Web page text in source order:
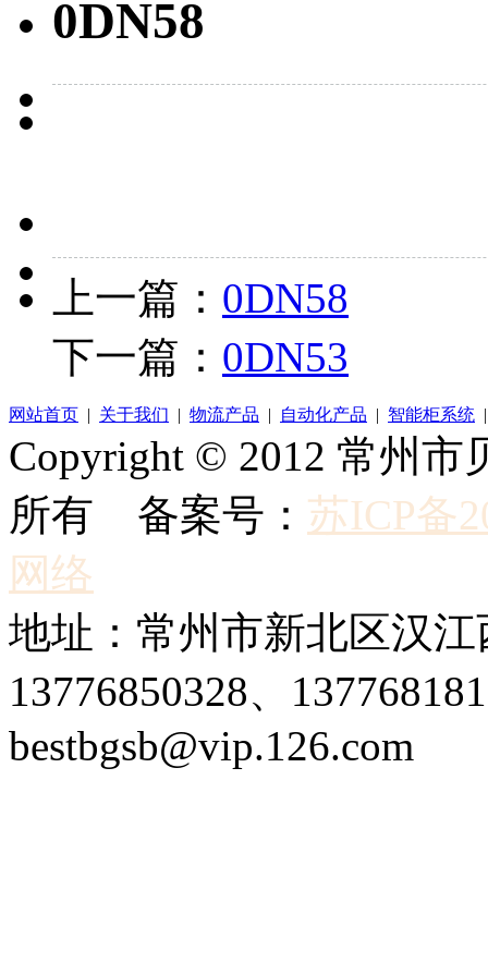
0DN58
上一篇： 0DN58
下一篇： 0DN53
网站首页 | 关于我们 | 物流产品 | 自动化产品 | 智能柜系统
Copyright © 2012 常州
所有 备案号： 苏ICP备
网络
地址：常州市新北区汉
13776850328、
bestbgsb@vip.126.com